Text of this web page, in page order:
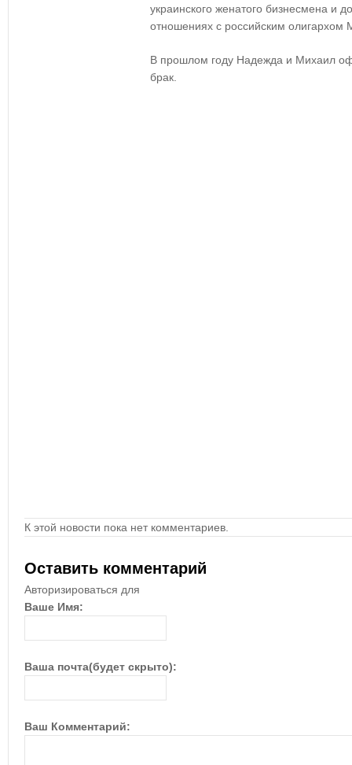
украинского женатого бизнесмена и
отношениях с российским
В прошлом году Надежда и Михаил
брак.
К этой новости пока нет комментариев.
Оставить комментарий
Авторизироваться для
Ваше Имя:
Ваша почта(будет скрыто):
Ваш Комментарий: